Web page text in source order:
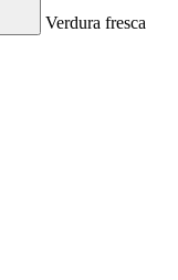
Verdura fresca